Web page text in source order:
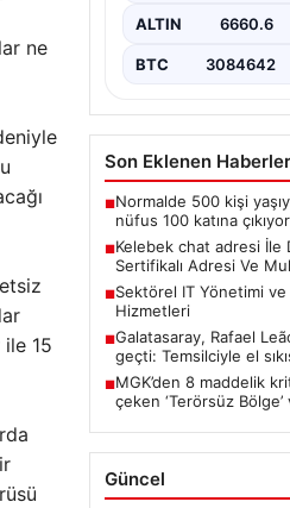
ne
15
olarak…
ALTIN 6660.6
BTC 3084642
Son Eklenen Haberler
■Normalde 500 kişi
nüfus 100 katına çıkıyor
■Kelebek chat adresi İle
Sertifikalı Adresi Ve
■Sektörel IT Yönetimi ve
Hizmetleri
■Galatasaray, Rafael
geçti: Temsilciyle el
■MGK’den 8 maddelik
çeken ‘Terörsüz
Güncel